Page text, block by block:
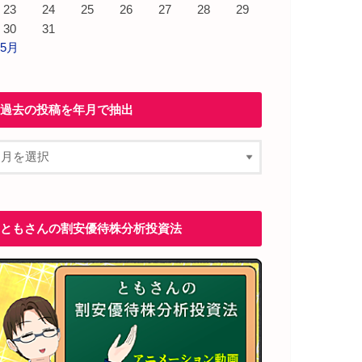
23 24 25 26 27 28
29
30
31
月
過去の投稿を年月で抽出
ともさんの割安優待株分析投資法